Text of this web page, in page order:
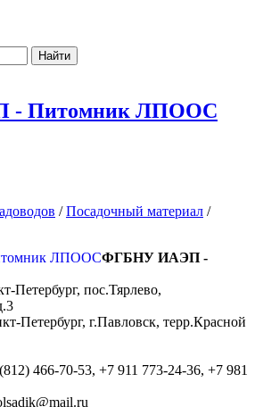
Найти
Питомник ЛПООС
/Посадочный материал /
ФГБНУ ИАЭП -
Петербург, пос.Тярлево,
Петербург, г.Павловск, терр.Красной
466-70-53, +7 911 773-24-36, +7 981